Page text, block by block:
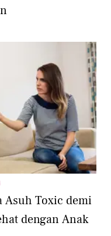
Asuh Toxic demi
dengan Anak